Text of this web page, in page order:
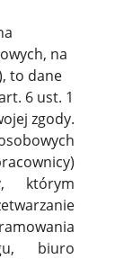
na
to dane
6 ust. 1
zgody.
którym
biuro